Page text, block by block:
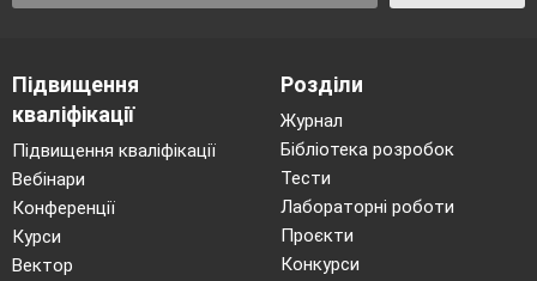
Підвищення
кваліфікації
Підвищення кваліфікації
Вебінари
Конференції
Курси
Вектор
Розділи
Журнал
Бібліотека розробок
Тести
Лабораторні роботи
Проєкти
Конкурси